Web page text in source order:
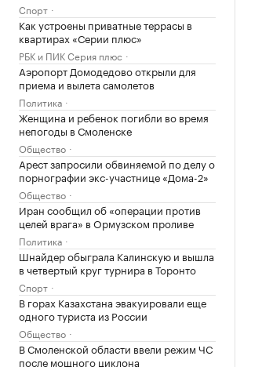
Спорт
Как устроены приватные террасы в
квартирах «Серии плюс»
РБК и ПИК Серия плюс
Аэропорт Домодедово открыли для
приема и вылета самолетов
Политика
Женщина и ребенок погибли во время
непогоды в Смоленске
Общество
Арест запросили обвиняемой по делу о
порнографии экс-участнице «Дома-2»
Общество
Иран сообщил об «операции против
целей врага» в Ормузском проливе
Политика
Шнайдер обыграла Калинскую и вышла
в четвертый круг турнира в Торонто
Спорт
В горах Казахстана эвакуировали еще
одного туриста из России
Общество
В Смоленской области ввели режим ЧС
после мощного циклона